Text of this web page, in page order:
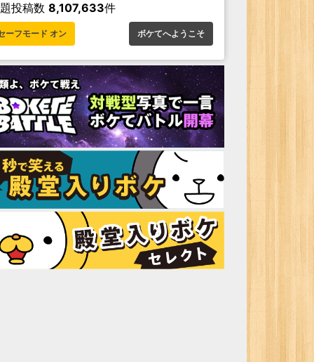
投稿数 8,107,633件
ーフモード オン ボケてへようこそ